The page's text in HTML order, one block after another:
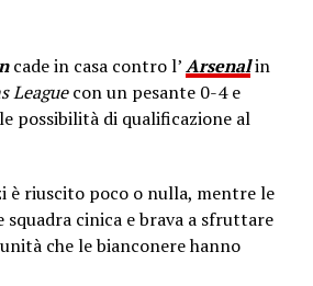
cade in casa contro l’Arsenalin
Leaguecon un pesante 0-4 e
possibilità di qualificazione al
è riuscito poco o nulla, mentre le
squadra cinica e brava a sfruttare
che le bianconere hanno